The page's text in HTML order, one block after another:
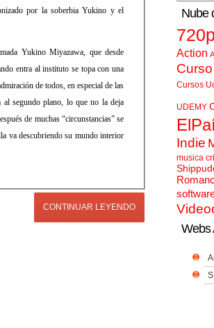
por la soberbia Yukino y el
Yukino Miyazawa, que desde
entra al instituto se topa con una
de todos, en especial de las
al segundo plano, lo que no la deja
de muchas “circunstancias” se
va descubriendo su mundo interior
CONTINUAR LEYENDO
Nube
Action
Cursos
UDEMY
Indie
musica
Webs